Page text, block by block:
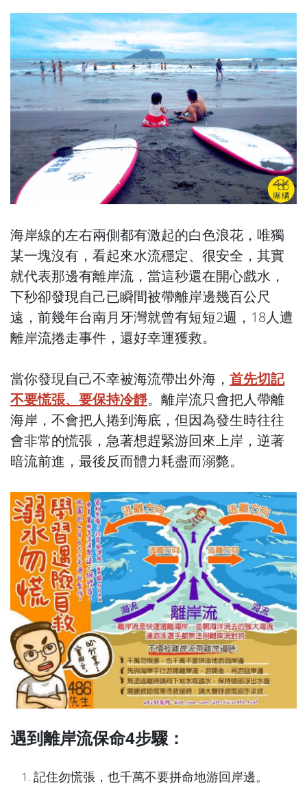
海岸線的左右兩側都有激起的白色浪花，唯獨
某一塊沒有，看起來水流穩定、很安全，其實
就代表那邊有離岸流，當這秒還在開心戲水，
下秒卻發現自己已瞬間被帶離岸邊幾百公尺
遠，前幾年台南月牙灣就曾有短短2週，18人遭
離岸流捲走事件，還好幸運獲救。
當你發現自己不幸被海流帶出外海， 首先切記
不要慌張、要保持冷靜。離岸流只會把人帶離
海岸，不會把人捲到海底，但因為發生時往往
會非常的慌張，急著想趕緊游回來上岸，逆著
暗流前進，最後反而體力耗盡而溺斃。
遇到離岸流保命4步驟：
記住勿慌張，也千萬不要拼命地游回岸邊。